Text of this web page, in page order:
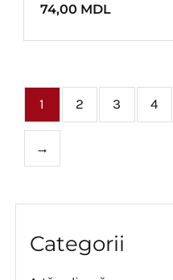
Categorii
74,00 MDL
1 2 3 4
→